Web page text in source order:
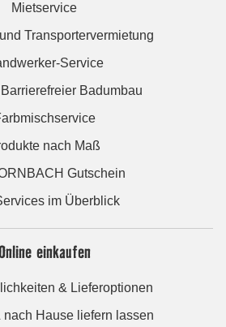
Mietservice
Transportervermietung
Service
Badumbau
nach Maß
Gutschein
im Überblick
einkaufen
& Lieferoptionen
nach Hause liefern lassen